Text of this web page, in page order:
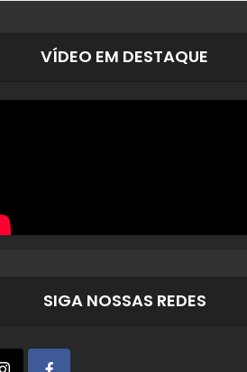
VÍDEO EM DESTAQUE
SIGA NOSSAS REDES